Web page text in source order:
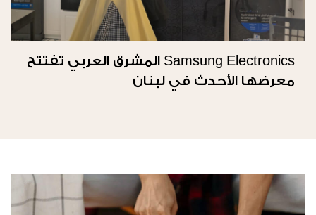
Samsung Electronics المشرق العربي تفتتح
معرضها الأحدث في لبنان